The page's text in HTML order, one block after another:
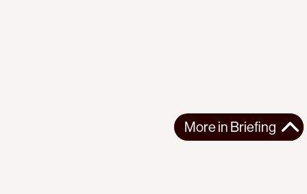
More in Briefing